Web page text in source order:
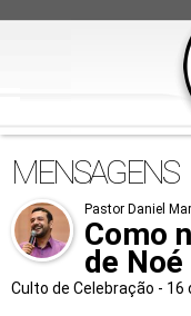
MENSAGENS
Pastor Daniel
Como
de Noé
Culto de Celebração - 16